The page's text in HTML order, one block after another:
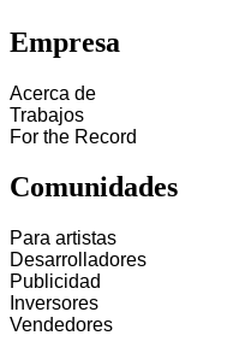
Empresa
Acerca de
Trabajos
For the Record
Comunidades
Para artistas
Desarrolladores
Publicidad
Inversores
Vendedores